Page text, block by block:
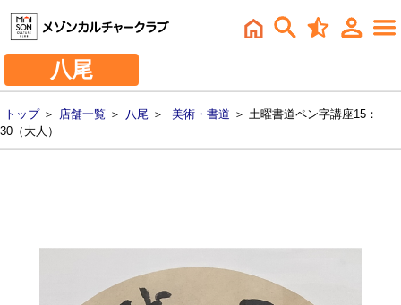
八尾
トップ＞ 店舗一覧 ＞ 八尾 ＞ 美術・書道 ＞ 土曜書道ペン字講座15：
30（大人）